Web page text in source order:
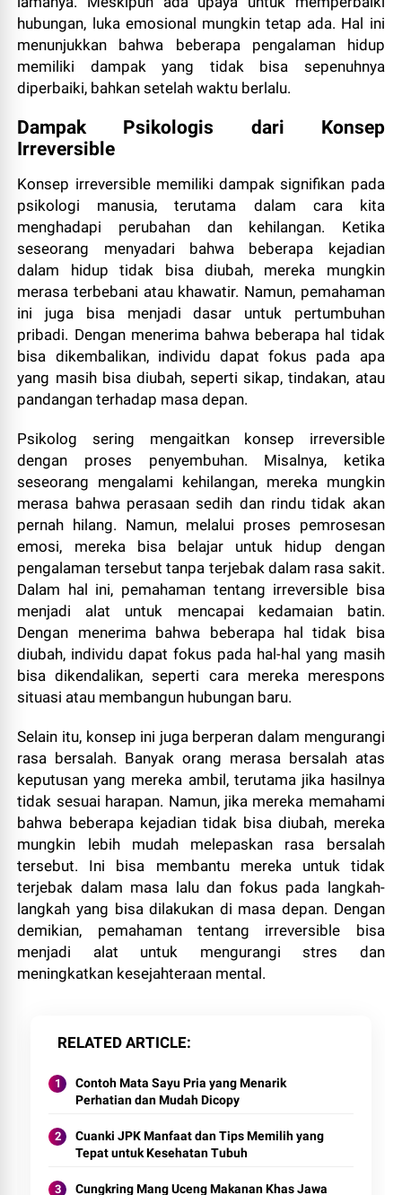
hubungan, luka emosional mungkin tetap ada. Hal ini
menunjukkan bahwa beberapa pengalaman hidup
memiliki dampak yang tidak bisa sepenuhnya
diperbaiki, bahkan setelah waktu berlalu.
Dampak Psikologis dari Konsep
Irreversible
Konsep irreversible memiliki dampak signifikan pada
psikologi manusia, terutama dalam cara kita
menghadapi perubahan dan kehilangan. Ketika
seseorang menyadari bahwa beberapa kejadian
dalam hidup tidak bisa diubah, mereka mungkin
merasa terbebani atau khawatir. Namun, pemahaman
ini juga bisa menjadi dasar untuk pertumbuhan
pribadi. Dengan menerima bahwa beberapa hal tidak
bisa dikembalikan, individu dapat fokus pada apa
yang masih bisa diubah, seperti sikap, tindakan, atau
pandangan terhadap masa depan.
Psikolog sering mengaitkan konsep irreversible
dengan proses penyembuhan. Misalnya, ketika
seseorang mengalami kehilangan, mereka mungkin
merasa bahwa perasaan sedih dan rindu tidak akan
pernah hilang. Namun, melalui proses pemrosesan
emosi, mereka bisa belajar untuk hidup dengan
pengalaman tersebut tanpa terjebak dalam rasa sakit.
Dalam hal ini, pemahaman tentang irreversible bisa
menjadi alat untuk mencapai kedamaian batin.
Dengan menerima bahwa beberapa hal tidak bisa
diubah, individu dapat fokus pada hal-hal yang masih
bisa dikendalikan, seperti cara mereka merespons
situasi atau membangun hubungan baru.
Selain itu, konsep ini juga berperan dalam mengurangi
rasa bersalah. Banyak orang merasa bersalah atas
keputusan yang mereka ambil, terutama jika hasilnya
tidak sesuai harapan. Namun, jika mereka memahami
bahwa beberapa kejadian tidak bisa diubah, mereka
mungkin lebih mudah melepaskan rasa bersalah
tersebut. Ini bisa membantu mereka untuk tidak
terjebak dalam masa lalu dan fokus pada langkah-
langkah yang bisa dilakukan di masa depan. Dengan
demikian, pemahaman tentang irreversible bisa
menjadi alat untuk mengurangi stres dan
meningkatkan kesejahteraan mental.
RELATED ARTICLE
Contoh Mata Sayu Pria yang Menarik
Perhatian dan Mudah Dicopy
Cuanki JPK Manfaat dan Tips Memilih yang
Tepat untuk Kesehatan Tubuh
Cungkring Mang Uceng Makanan Khas Jawa